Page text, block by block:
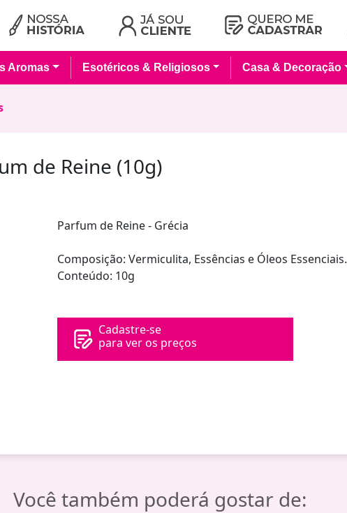
Aromas Esotéricos & Religiosos Casa & Decoração
de Reine (10g)
Parfum de Reine - Grécia
Composição: Vermiculita, Essências e Óleos Essenciais.
Conteúdo: 10g
Cadastre-se
para ver os preços
Você também poderá gostar de: